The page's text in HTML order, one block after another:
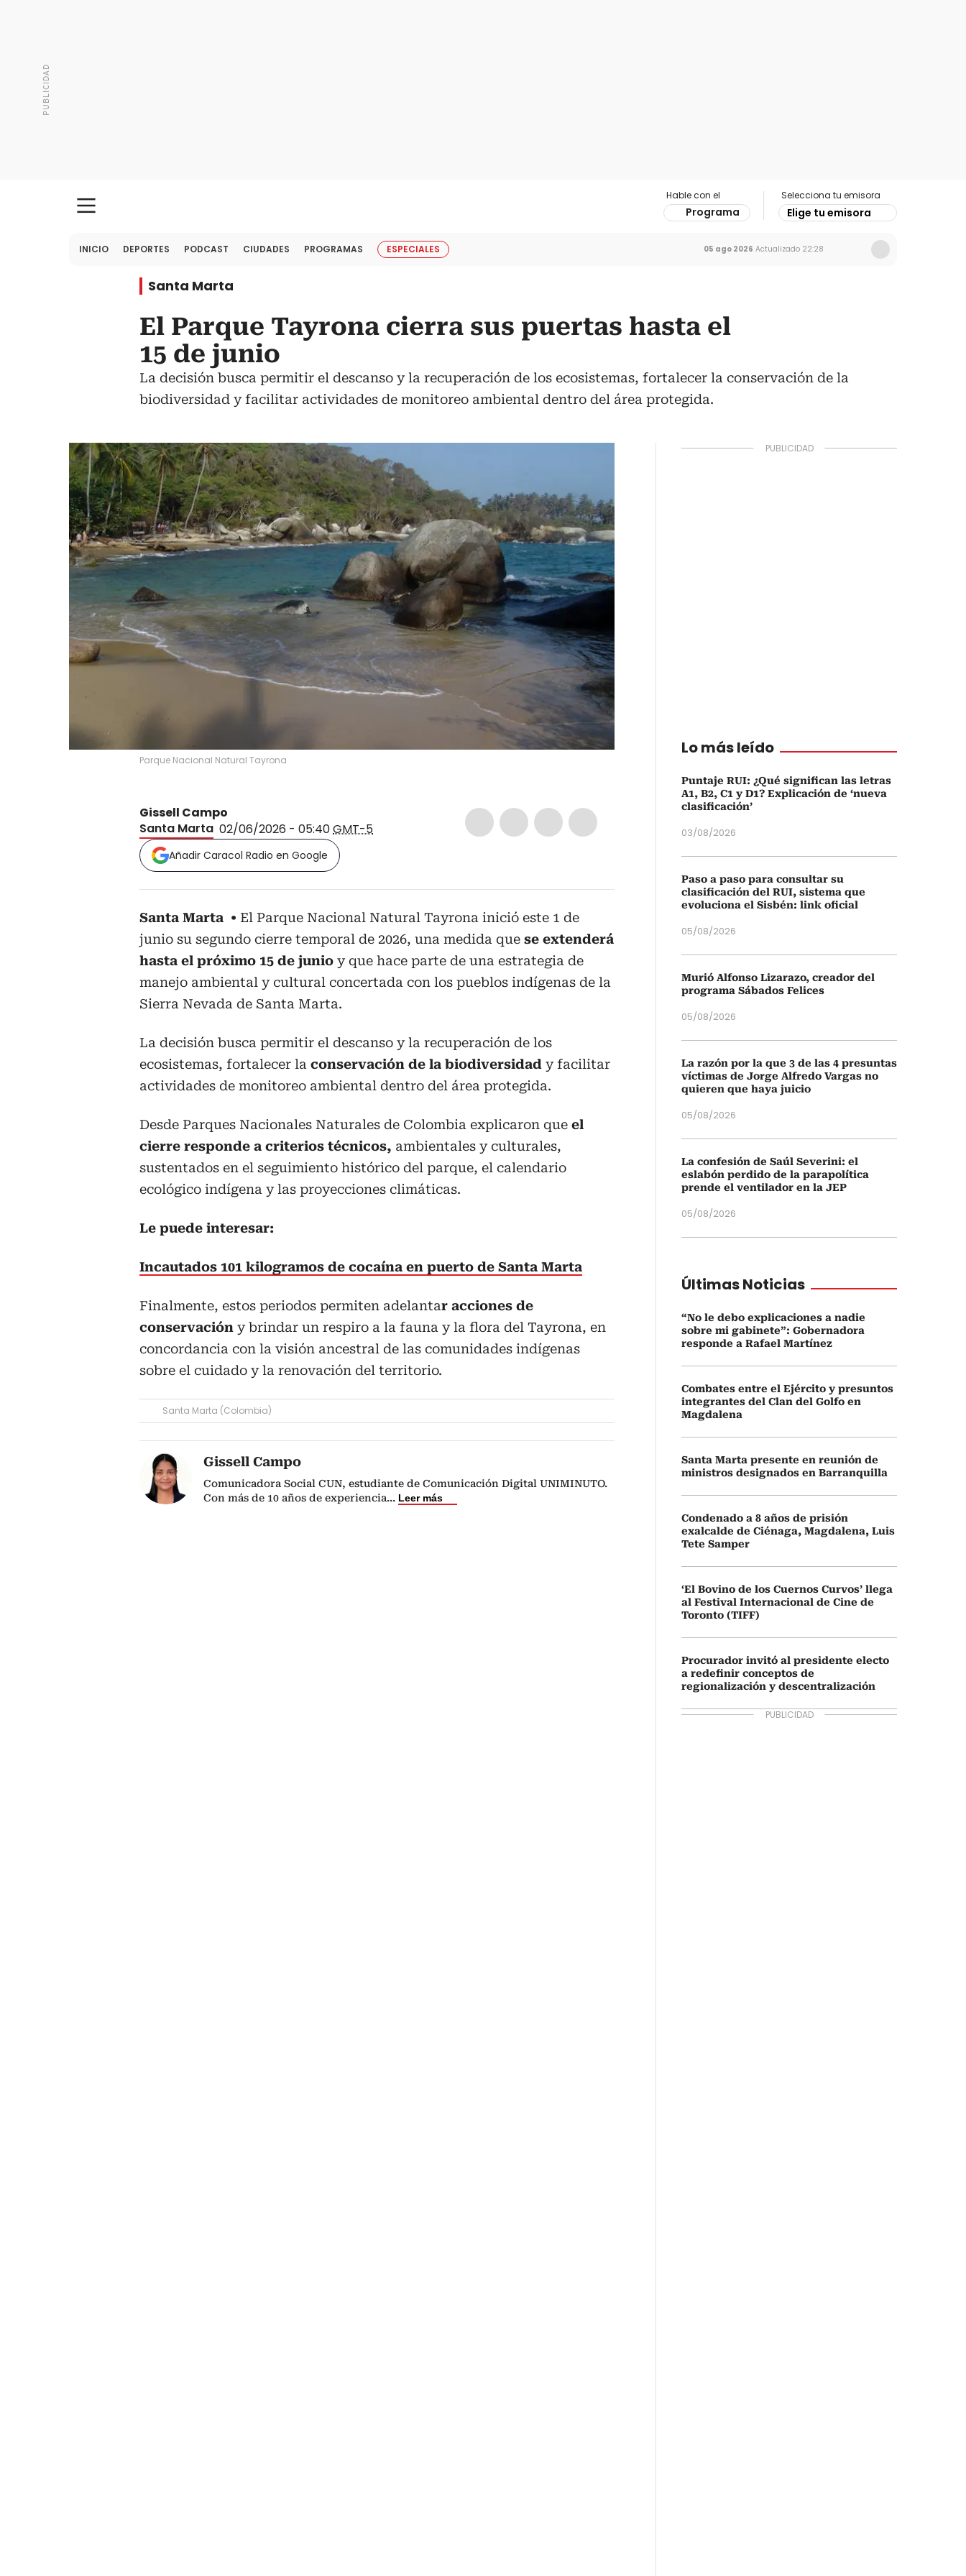
Hable con el
Programa
Selecciona tu emisora
Elige tu emisora
INICIO DEPORTES PODCAST CIUDADES PROGRAMAS ESPECIALES 05 ago 2026 Actualizado 22:28
Santa Marta
El Parque Tayrona cierra sus puertas hasta el
15 de junio
La decisión busca permitir el descanso y la recuperación de los ecosistemas, fortalecer la conservación de la
biodiversidad y facilitar actividades de monitoreo ambiental dentro del área protegida.
Parque Nacional Natural Tayrona
Gissell Campo
Santa Marta 02/06/2026 - 05:40GMT-5
Añadir Caracol Radio en Google
Santa Marta
El Parque Nacional Natural Tayrona inició este 1 de
junio su segundo cierre temporal de 2026, una medida que se extenderá
hasta el próximo 15 de junio y que hace parte de una estrategia de
manejo ambiental y cultural concertada con los pueblos indígenas de la
Sierra Nevada de Santa Marta.
La decisión busca permitir el descanso y la recuperación de los
ecosistemas, fortalecer la conservación de la biodiversidad y facilitar
actividades de monitoreo ambiental dentro del área protegida.
Desde Parques Nacionales Naturales de Colombia explicaron que el
cierre responde a criterios técnicos, ambientales y culturales,
sustentados en el seguimiento histórico del parque, el calendario
ecológico indígena y las proyecciones climáticas.
Le puede interesar:
Incautados 101 kilogramos de cocaína en puerto de Santa Marta
Finalmente, estos periodos permiten adelantar acciones de
conservación y brindar un respiro a la fauna y la flora del Tayrona, en
concordancia con la visión ancestral de las comunidades indígenas
sobre el cuidado y la renovación del territorio.
Santa Marta (Colombia)
Gissell Campo
Comunicadora Social CUN, estudiante de Comunicación Digital UNIMINUTO.
Con más de 10 años de experiencia... Leer más
Lo más leído
Puntaje RUI: ¿Qué significan las letras
A1, B2, C1 y D1? Explicación de ‘nueva
clasificación’
03/08/2026
Paso a paso para consultar su
clasificación del RUI, sistema que
evoluciona el Sisbén: link oficial
05/08/2026
Murió Alfonso Lizarazo, creador del
programa Sábados Felices
05/08/2026
La razón por la que 3 de las 4 presuntas
víctimas de Jorge Alfredo Vargas no
quieren que haya juicio
05/08/2026
La confesión de Saúl Severini: el
eslabón perdido de la parapolítica
prende el ventilador en la JEP
05/08/2026
Últimas Noticias
“No le debo explicaciones a nadie
sobre mi gabinete”: Gobernadora
responde a Rafael Martínez
Combates entre el Ejército y presuntos
integrantes del Clan del Golfo en
Magdalena
Santa Marta presente en reunión de
ministros designados en Barranquilla
Condenado a 8 años de prisión
exalcalde de Ciénaga, Magdalena, Luis
Tete Samper
‘El Bovino de los Cuernos Curvos’ llega
al Festival Internacional de Cine de
Toronto (TIFF)
Procurador invitó al presidente electo
a redefinir conceptos de
regionalización y descentralización